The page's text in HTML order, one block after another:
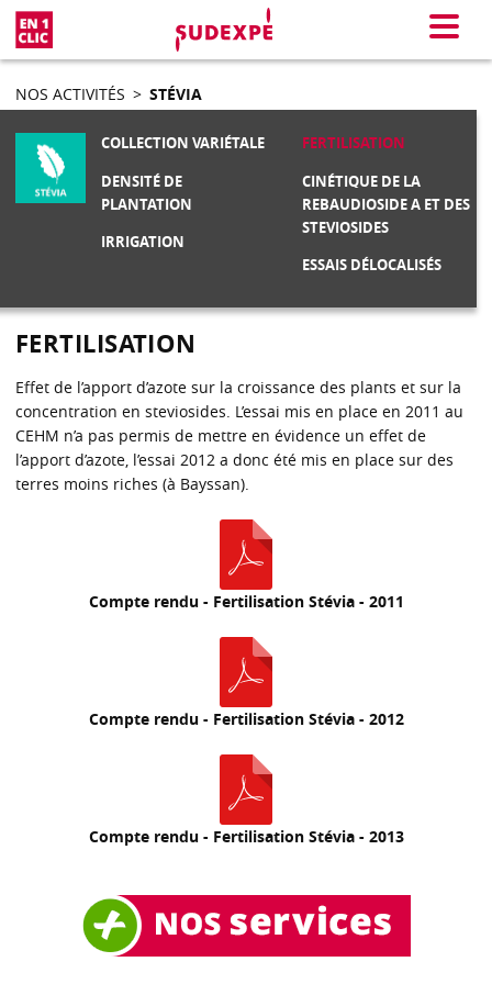
Menu
NOS ACTIVITÉS > STÉVIA
COLLECTION VARIÉTALE
DENSITÉ DE
PLANTATION
IRRIGATION
FERTILISATION
CINÉTIQUE DE LA
REBAUDIOSIDE A ET DES
STEVIOSIDES
ESSAIS DÉLOCALISÉS
FERTILISATION
Effet de l’apport d’azote sur la croissance des plants et sur la
concentration en steviosides. L’essai mis en place en 2011 au
CEHM n’a pas permis de mettre en évidence un effet de
l’apport d’azote, l’essai 2012 a donc été mis en place sur des
terres moins riches (à Bayssan).
Compte rendu - Fertilisation Stévia - 2011
Compte rendu - Fertilisation Stévia - 2012
Compte rendu - Fertilisation Stévia - 2013